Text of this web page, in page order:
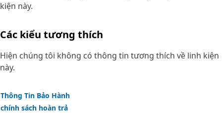
kiện này.
Các kiểu tương thích
Hiện chúng tôi không có thông tin tương thích về linh kiện
này.
Thông Tin Bảo Hành
chính sách hoàn trả